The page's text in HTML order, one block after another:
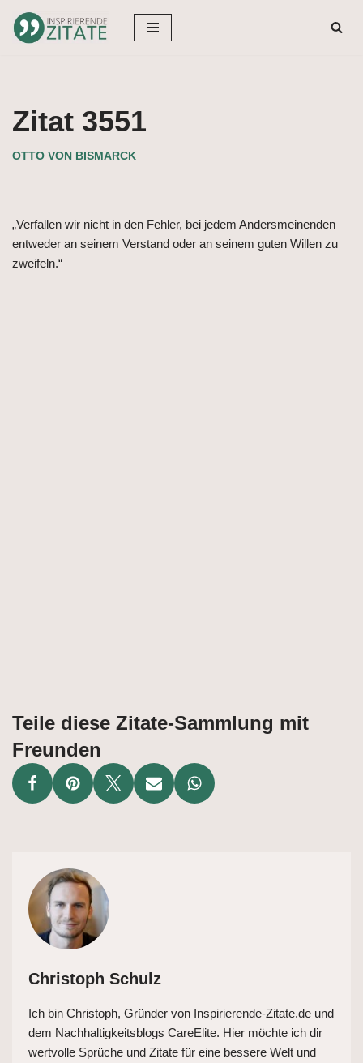
Zum
Zitat 3551
OTTO VON BISMARCK
„Verfallen wir nicht in den Fehler, bei jedem Andersmeinenden
entweder an seinem Verstand oder an seinem guten Willen zu
zweifeln.“
Teile diese Zitate-Sammlung mit
Freunden
Christoph Schulz
Ich bin Christoph, Gründer von Inspirierende-Zitate.de und
dem Nachhaltigkeitsblogs CareElite. Hier möchte ich dir
wertvolle Sprüche und Zitate für eine bessere Welt und